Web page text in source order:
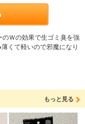
Ｗの効果で生ゴミ臭を強
くて軽いので邪魔になり
もっと見る